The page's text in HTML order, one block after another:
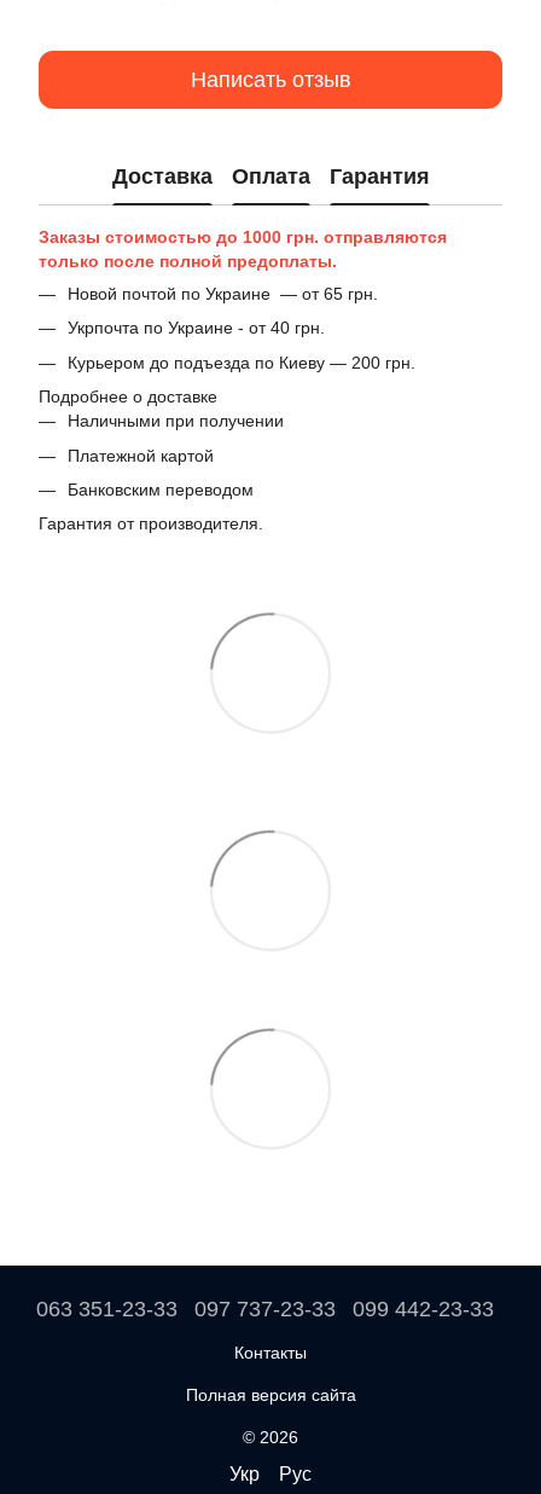
Написать отзыв
Доставка Оплата Гарантия
Заказы стоимостью до 1000 грн. отправляются
только после полной предоплаты.
Новой почтой по Украине — от 65 грн.
Укрпочта по Украине - от 40 грн.
Курьером до подъезда по Киеву — 200 грн.
Подробнее о доставке
Наличными при получении
Платежной картой
Банковским переводом
Гарантия от производителя.
063 351-23-33 097 737-23-33 099 442-23-33
Контакты
Полная версия сайта
© 2026
Укр Рус